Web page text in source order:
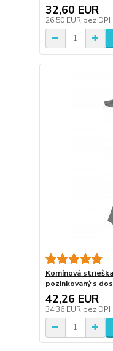
32,60 EUR
26,50 EUR bez DPH
Komínová
pozinkovaný s
42,26 EUR
34,36 EUR bez DPH